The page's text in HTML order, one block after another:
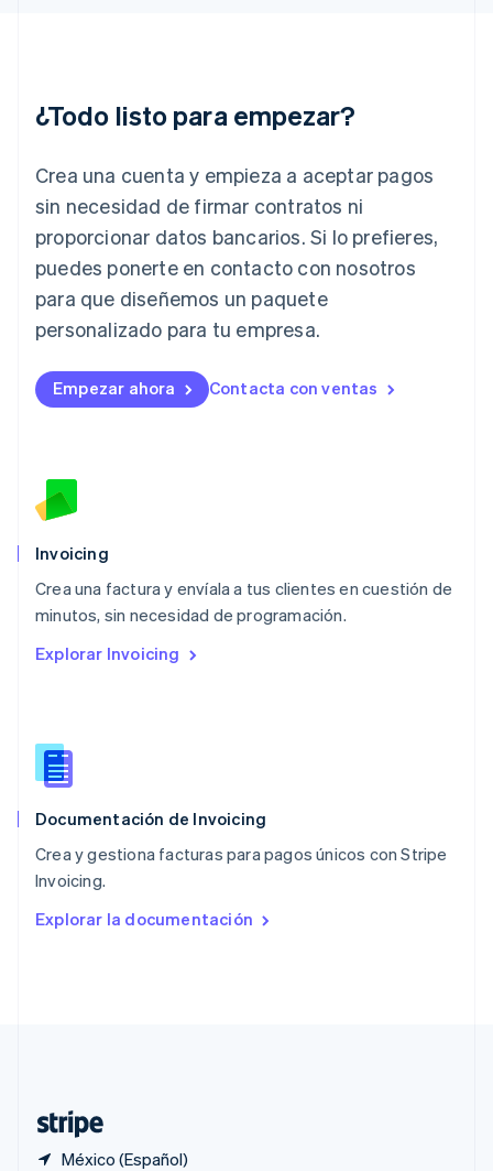
¿Todo listo para empezar?
Crea una cuenta y empieza a aceptar pagos
sin necesidad de firmar contratos ni
proporcionar datos bancarios. Si lo prefieres,
puedes ponerte en contacto con nosotros
para que diseñemos un paquete
personalizado para tu empresa.
Empezar ahora Contacta con ventas
Invoicing
Crea una factura y envíala a tus clientes en cuestión de
minutos, sin necesidad de programación.
Explorar Invoicing
Documentación de Invoicing
Crea y gestiona facturas para pagos únicos con Stripe
Invoicing.
Explorar la documentación
México (Español)
English
Italiano English
日本語English
Letonia
English
Liechtenstein
Deutsch English
Lituania
Luxemburgo
FrançaisDeutschEnglish
Malasia
English
México
Noruega
English
Nueva Zelandia
English
NederlandsEnglish
Português
RAE de Hong Kong, China
Reino Unido
República Checa
English
English